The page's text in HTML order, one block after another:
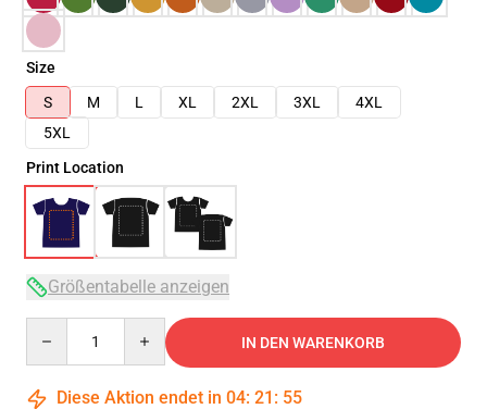
Size
S
M L XL 2XL 3XL
4XL
5XL
Print Location
Größentabelle anzeigen
IN DEN WARENKORB
Diese Aktion endet in 04: 21 : 54